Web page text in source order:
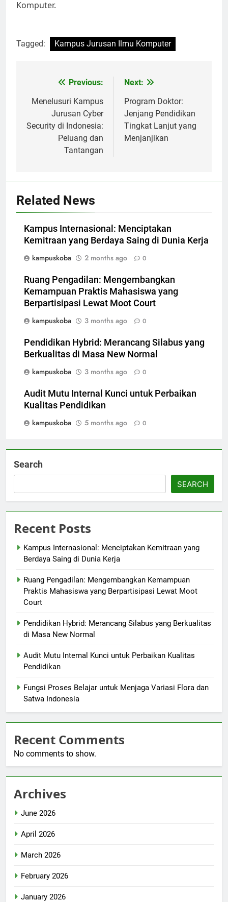
Komputer.
Tagged: Kampus Jurusan Ilmu Komputer
navigation
Previous:
Menelusuri Kampus
Jurusan Cyber
Security di Indonesia:
Peluang dan
Tantangan
Next:
Program Doktor:
Jenjang Pendidikan
Tingkat Lanjut yang
Menjanjikan
Related News
Kampus Internasional: Menciptakan
Kemitraan yang Berdaya Saing di Dunia Kerja
kampuskoba
2 months ago 0
Ruang Pengadilan: Mengembangkan
Kemampuan Praktis Mahasiswa yang
Berpartisipasi Lewat Moot Court
kampuskoba
3 months ago 0
Pendidikan Hybrid: Merancang Silabus yang
Berkualitas di Masa New Normal
kampuskoba
3 months ago 0
Audit Mutu Internal Kunci untuk Perbaikan
Kualitas Pendidikan
kampuskoba
5 months ago 0
Search
SEARCH
Recent Posts
Kampus Internasional: Menciptakan Kemitraan yang
Berdaya Saing di Dunia Kerja
Ruang Pengadilan: Mengembangkan Kemampuan
Praktis Mahasiswa yang Berpartisipasi Lewat Moot
Court
Pendidikan Hybrid: Merancang Silabus yang Berkualitas
di Masa New Normal
Audit Mutu Internal Kunci untuk Perbaikan Kualitas
Pendidikan
Fungsi Proses Belajar untuk Menjaga Variasi Flora dan
Satwa Indonesia
Recent Comments
No comments to show.
Archives
June 2026
April 2026
March 2026
February 2026
January 2026